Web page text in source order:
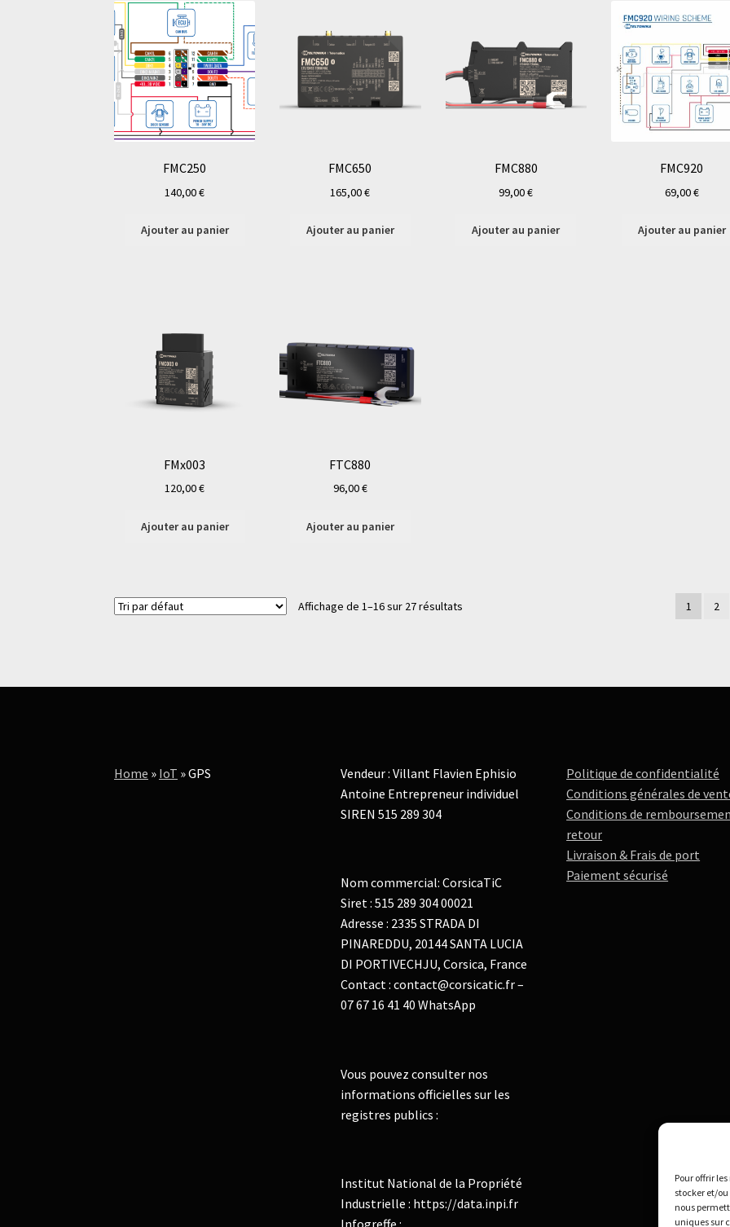
Pour offrir
stocker et/
nous
uniques sur
FMC250
140,00€
Ajouter au panier
FMC650
165,00€
Ajouter au panier
FMC880
99,00€
Ajouter au panier
FMC920
69,00€
Ajouter au panier
FMx003
120,00€
Ajouter au panier
FTC880
96,00€
Ajouter au panier
Affichage de 1–16 sur 27 résultats 1 2
Home » IoT »GPS
Vendeur : Villant Flavien Ephisio
Antoine Entrepreneur individuel
SIREN 515 289 304
Nom commercial: CorsicaTiC
Siret : 515 289 304 00021
Adresse : 2335 STRADA DI
PINAREDDU, 20144 SANTA LUCIA
DI PORTIVECHJU, Corsica, France
Contact : contact@corsicatic.fr –
07 67 16 41 40 WhatsApp
Vous pouvez consulter nos
informations officielles sur les
registres publics :
Institut National de la Propriété
Industrielle : https://data.inpi.fr
Infogreffe :
Politique de confidentialité
Conditions générales de
Conditions de
retour
Livraison & Frais de port
Paiement sécurisé